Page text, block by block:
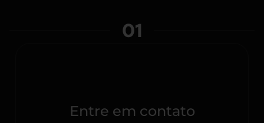
01
Entre em contato